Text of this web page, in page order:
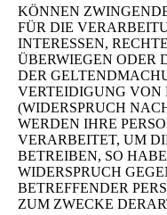
KÖNNEN
FÜR DIE
INTERESSEN,
ÜBERWIEGEN ODER
DER
VERTEIDIGUNG VON
(WIDERSPRUCH
WERDEN IHRE
VERARBEITET, UM
BETREIBEN, SO
WIDERSPRUCH
BETREFFENDER
ZUM ZWECKE